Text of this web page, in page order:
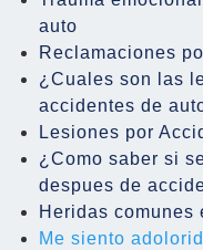
auto
Reclamaciones
¿Cuales son las
accidentes de
Lesiones por
¿Como saber si
despues de
Heridas comunes
Me siento